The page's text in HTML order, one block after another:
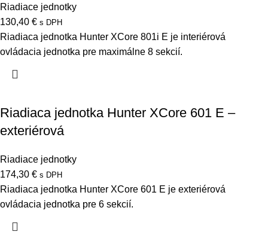
Riadiace jednotky
130,40 € s DPH
Riadiaca jednotka Hunter XCore 801i E je interiérová
ovládacia jednotka pre maximálne 8 sekcií.
Riadiaca jednotka Hunter XCore 601 E –
exteriérová
Riadiace jednotky
174,30 € s DPH
Riadiaca jednotka Hunter XCore 601 E je exteriérová
ovládacia jednotka pre 6 sekcií.